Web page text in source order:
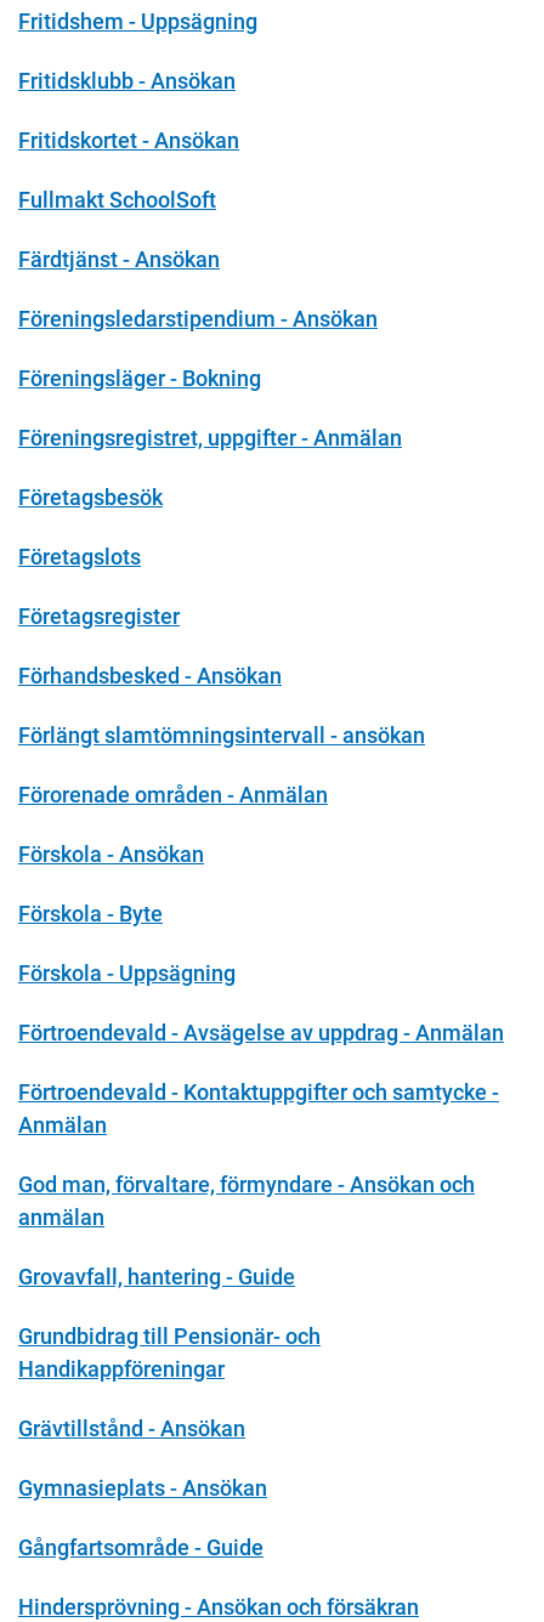
Fritidshem - Uppsägning
Fritidsklubb - Ansökan
Fritidskortet - Ansökan
Fullmakt SchoolSoft
Färdtjänst - Ansökan
Föreningsledarstipendium - Ansökan
Föreningsläger - Bokning
Föreningsregistret, uppgifter - Anmälan
Företagsbesök
Företagslots
Företagsregister
Förhandsbesked - Ansökan
Förlängt slamtömningsintervall - ansökan
Förorenade områden - Anmälan
Förskola - Ansökan
Förskola - Byte
Förskola - Uppsägning
Förtroendevald - Avsägelse av uppdrag - Anmälan
Förtroendevald - Kontaktuppgifter och samtycke -
Anmälan
God man, förvaltare, förmyndare - Ansökan och
anmälan
Grovavfall, hantering - Guide
Grundbidrag till Pensionär- och
Handikappföreningar
Grävtillstånd - Ansökan
Gymnasieplats - Ansökan
Gångfartsområde - Guide
Hindersprövning - Ansökan och försäkran